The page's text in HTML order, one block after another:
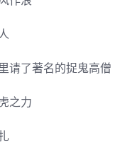
请了著名的捉鬼高僧
之力